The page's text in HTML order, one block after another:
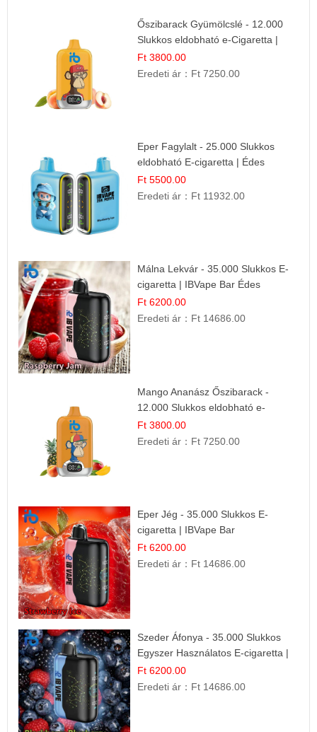
Őszibarack Gyümölcslé - 12.000
Slukkos eldobható e-Cigaretta |
Friss Gyümölcs Íz
Ft 3800.00
Eredeti ár： Ft 7250.00
Eper Fagylalt - 25.000 Slukkos
eldobható E-cigaretta | Édes
Desszert Íz
Ft 5500.00
Eredeti ár： Ft 11932.00
Málna Lekvár - 35.000 Slukkos E-
cigaretta | IBVape Bar Édes
Gyümölcs Íz
Ft 6200.00
Eredeti ár： Ft 14686.00
Mango Ananász Őszibarack -
12.000 Slukkos eldobható e-
Cigaretta
Ft 3800.00
Eredeti ár： Ft 7250.00
Eper Jég - 35.000 Slukkos E-
cigaretta | IBVape Bar
Ft 6200.00
Eredeti ár： Ft 14686.00
Szeder Áfonya - 35.000 Slukkos
Egyszer Használatos E-cigaretta |
Prémium Ízélmény
Ft 6200.00
Eredeti ár： Ft 14686.00